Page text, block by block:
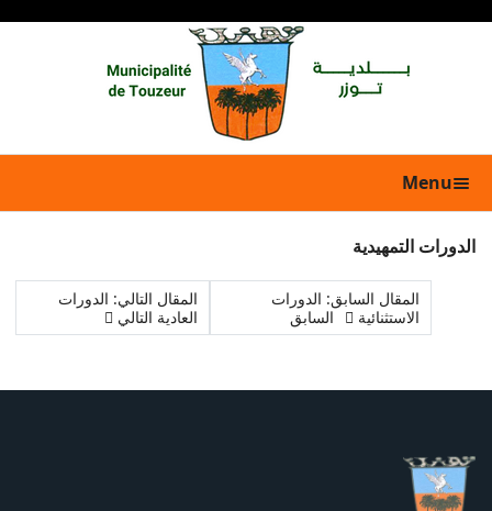
Menu
الدورات التمهيدية
المقال السابق: الدورات
الاستثنائية
السابق
المقال التالي: الدورات
العادية التالي